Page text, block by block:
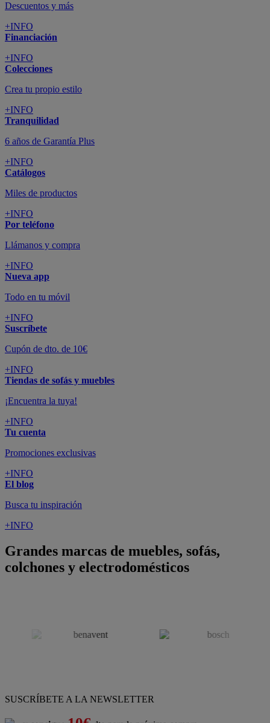
Descuentos y más
+INFO
Financiación
+INFO
Colecciones
Crea tu propio estilo
+INFO
Tranquilidad
6 años de Garantía Plus
+INFO
Catálogos
Miles de productos
+INFO
Por teléfono
Llámanos y compra
+INFO
Nueva app
Todo en tu móvil
+INFO
Suscríbete
Cupón de dto. de 10€
+INFO
Tiendas de sofás y muebles
¡Encuentra la tuya!
+INFO
Tu cuenta
Promociones exclusivas
+INFO
El blog
Busca tu inspiración
+INFO
Grandes marcas de muebles, sofás,
colchones y electrodomésticos
SUSCRÍBETE A LA NEWSLETTER